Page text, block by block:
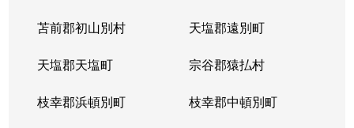
苫前郡初山別村 天塩郡遠別町
天塩郡天塩町 宗谷郡猿払村
枝幸郡浜頓別町 枝幸郡中頓別町